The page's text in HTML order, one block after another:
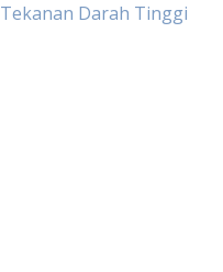
Darah Tinggi